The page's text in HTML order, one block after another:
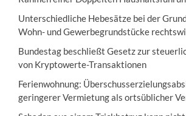
Unterschiedliche Hebesätze bei der
Wohn- und Gewerbegrundstücke
Bundestag beschließt Gesetz zur
von Kryptowerte-Transaktionen
Ferienwohnung:
geringerer Vermietung als ortsüblicher